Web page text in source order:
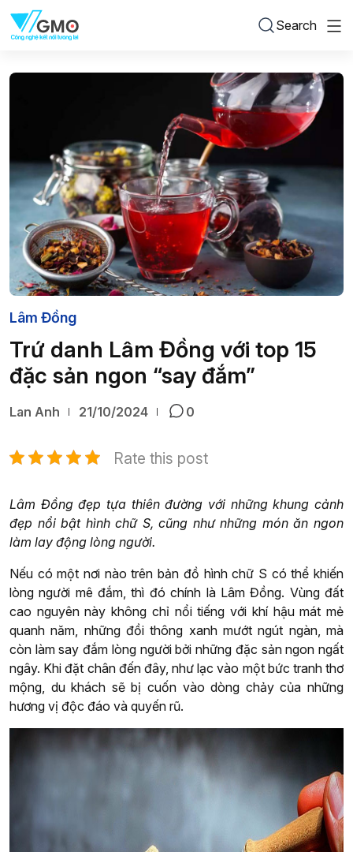
Search
Lâm Đồng
Trứ danh Lâm Đồng với top 15
đặc sản ngon “say đắm”
Lan Anh 21/10/2024 0
Rate this post
Lâm Đồng đẹp tựa thiên đường với những khung cảnh
đẹp nổi bật hình chữ S, cũng như những món ăn ngon
làm lay động lòng người.
Nếu có một nơi nào trên bản đồ hình chữ S có thể khiến
lòng người mê đắm, thì đó chính là Lâm Đồng. Vùng đất
cao nguyên này không chỉ nổi tiếng với khí hậu mát mẻ
quanh năm, những đồi thông xanh mướt ngút ngàn, mà
còn làm say đắm lòng người bởi những đặc sản ngon ngất
ngây. Khi đặt chân đến đây, như lạc vào một bức tranh thơ
mộng, du khách sẽ bị cuốn vào dòng chảy của những
hương vị độc đáo và quyến rũ.